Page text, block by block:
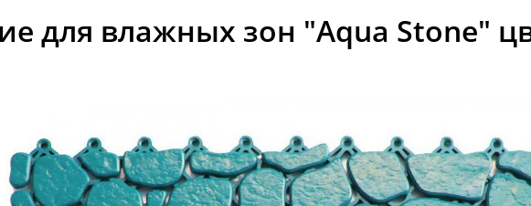
для влажных зон "Aqua Stone"